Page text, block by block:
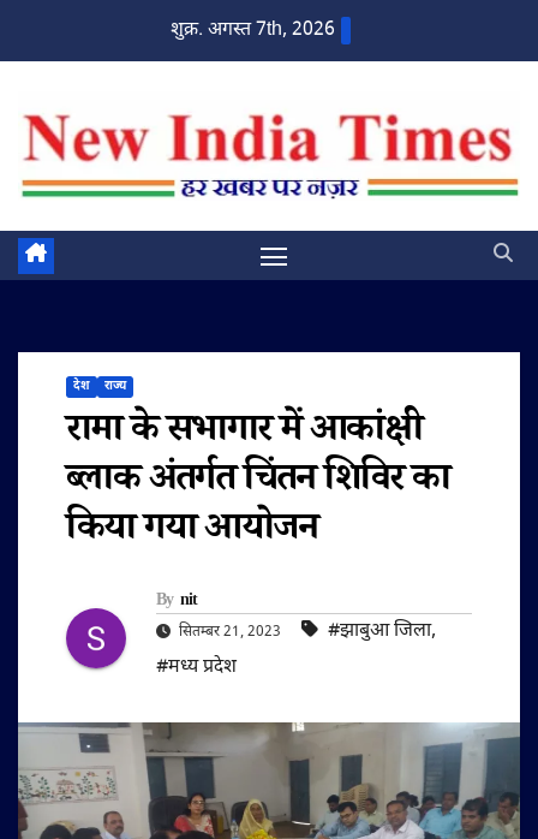
शुक्र. अगस्त 7th, 2026
देश राज्य
रामा के सभागार में आकांक्षी
ब्लाक अंतर्गत चिंतन शिविर का
किया गया आयोजन
By nit
सितम्बर 21, 2023 #झाबुआ जिला,
#मध्य प्रदेश